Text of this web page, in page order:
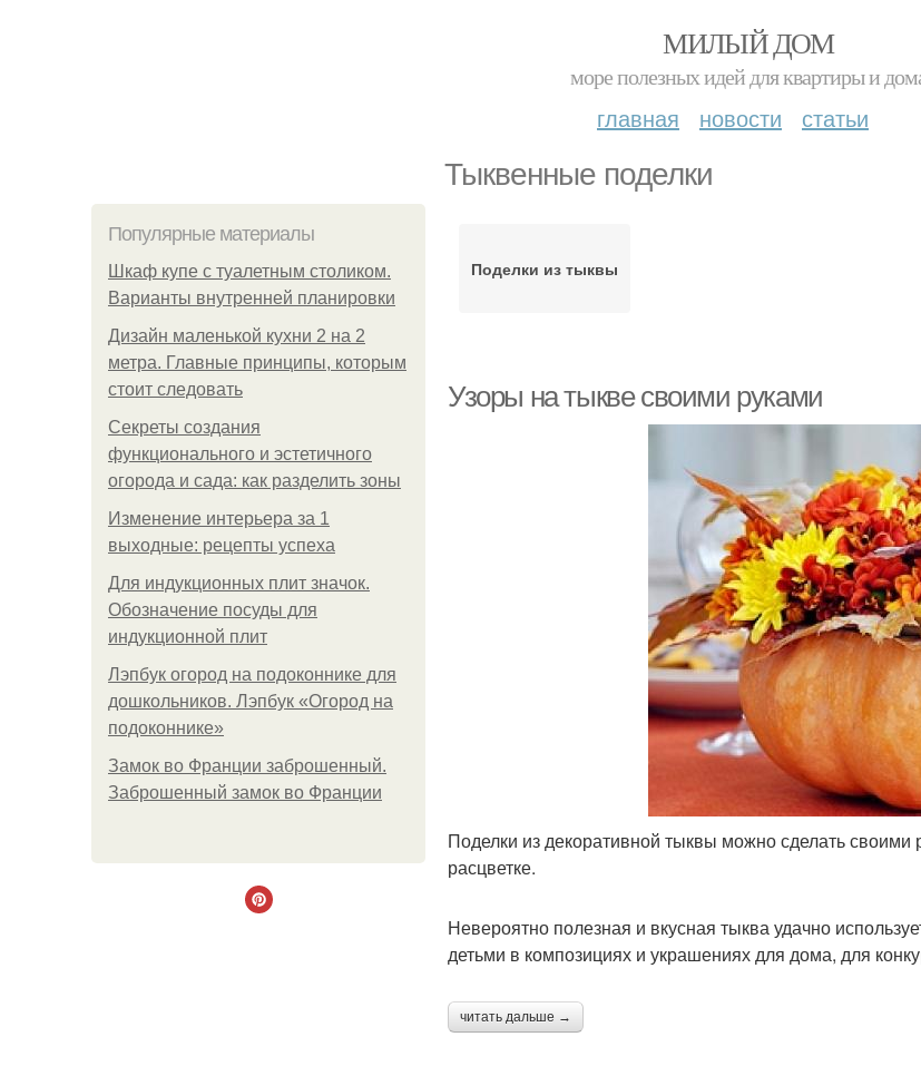
МИЛЫЙ ДОМ
море полезных идей для квартиры и
главная новости статьи
Тыквенные поделки
Популярные материалы
Шкаф купе с туалетным столиком.
Варианты внутренней планировки
Дизайн маленькой кухни 2 на 2
метра. Главные принципы, которым
стоит следовать
Секреты создания
функционального и эстетичного
огорода и сада: как разделить зоны
Изменение интерьера за 1
выходные: рецепты успеха
Для индукционных плит значок.
Обозначение посуды для
индукционной плит
Лэпбук огород на подоконнике для
дошкольников. Лэпбук «Огород на
подоконнике»
Замок во Франции заброшенный.
Заброшенный замок во Франции
Поделки из тыквы
Узоры на тыкве своими руками
Поделки из декоративной тыквы можно сделать
расцветке.
Невероятно полезная и вкусная тыква удачно
детьми в композициях и украшениях для дома, для
читать дальше →